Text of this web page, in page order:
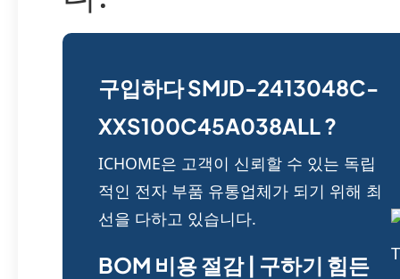
구입하다 SMJD-2413048C-
XXS100C45A038ALL ?
ICHOME은 고객이 신뢰할 수 있는 독립
적인 전자 부품 유통업체가 되기 위해 최
선을 다하고 있습니다.
BOM 비용 절감 | 구하기 힘든